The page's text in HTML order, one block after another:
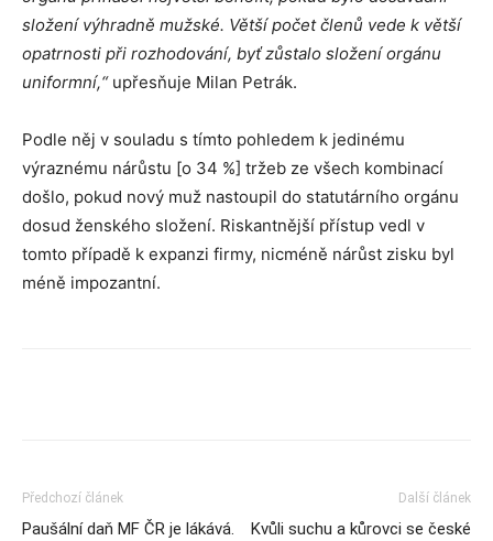
složení výhradně mužské. Větší počet členů vede k větší
opatrnosti při rozhodování, byť zůstalo složení orgánu
uniformní,“upřesňuje Milan Petrák.
Podle něj v souladu s tímto pohledem k jedinému
výraznému nárůstu [o 34 %] tržeb ze všech kombinací
došlo, pokud nový muž nastoupil do statutárního orgánu
dosud ženského složení. Riskantnější přístup vedl v
tomto případě k expanzi firmy, nicméně nárůst zisku byl
méně impozantní.
Předchozí článek
Paušální daň MF ČR je lákává.
Další článek
Kvůli suchu a kůrovci se české